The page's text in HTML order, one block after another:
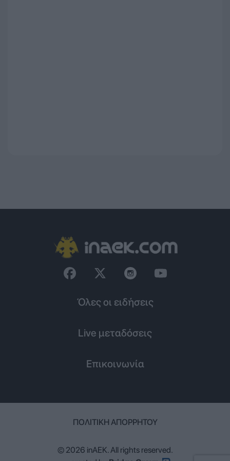
Όλες οι ειδήσεις
Live μεταδόσεις
Επικοινωνία
ΠΟΛΙΤΙΚΉ ΑΠΟΡΡΉΤΟΥ
© 2026 inAEK. All rights reserved.